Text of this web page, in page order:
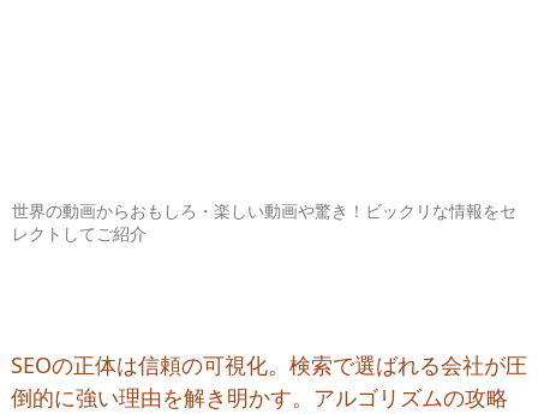
世界の動画からおもしろ・楽しい動画や驚き！ビックリな情報をセ
レクトしてご紹介
SEOの正体は信頼の可視化。検索で選ばれる会社が圧
倒的に強い理由を解き明かす。アルゴリズムの攻略